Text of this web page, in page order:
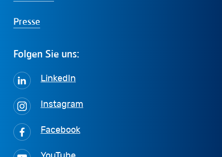
Presse
Folgen Sie uns:
LinkedIn
Instagram
Facebook